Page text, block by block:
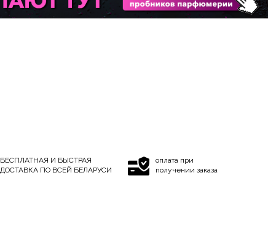
БЕСПЛАТНАЯ И БЫСТРАЯ
ДОСТАВКА ПО ВСЕЙ БЕЛАРУСИ
оплата при
получении заказа